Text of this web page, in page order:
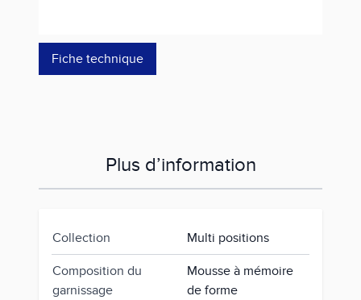
Fiche technique
Plus d’information
Collection Multi positions
Composition du
garnissage
Mousse à mémoire
de forme